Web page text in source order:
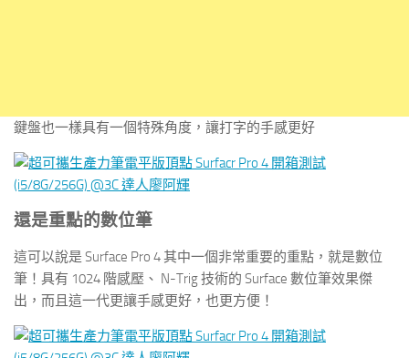
鍵盤也一樣具有一個特殊角度，讓打字的手感更好
還是重點的數位筆
這可以說是 Surface Pro 4 其中一個非常重要的重點，就是數位
筆！具有 1024 階感壓、 N-Trig 技術的 Surface 數位筆效果傑
出，而且這一代更讓手感更好，也更方便！